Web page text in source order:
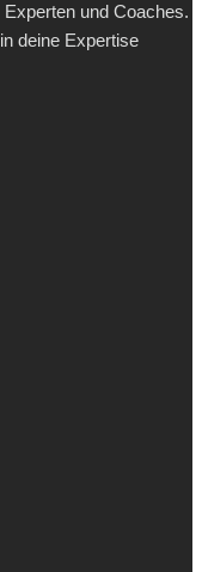
und Coaches.
deine Expertise